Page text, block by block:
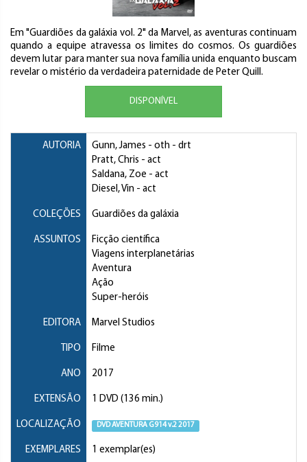
Em "Guardiões da galáxia vol. 2" da Marvel, as aventuras continuam
quando a equipe atravessa os limites do cosmos. Os guardiões
devem lutar para manter sua nova família unida enquanto buscam
revelar o mistério da verdadeira paternidade de Peter Quill.
DISPONÍVEL
AUTORIA Gunn, James - oth - drt
Pratt, Chris - act
Saldana, Zoe - act
Diesel, Vin - act
COLEÇÕES Guardiões da galáxia
ASSUNTOS
Ficção científica
Viagens interplanetárias
Aventura
Ação
Super-heróis
EDITORA Marvel Studios
TIPO Filme
ANO 2017
EXTENSÃO 1 DVD (136 min.)
LOCALIZAÇÃO DVD AVENTURA G914 v.2 2017
EXEMPLARES 1 exemplar(es)